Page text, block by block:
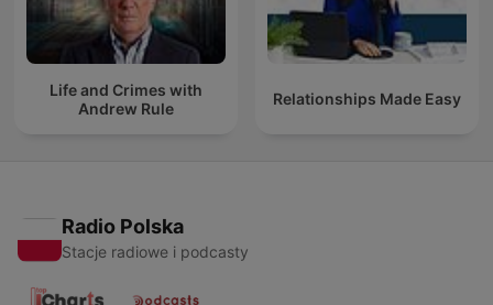
Life and Crimes with
Andrew Rule
Relationships Made Easy
Radio Polska
Stacje radiowe i podcasty